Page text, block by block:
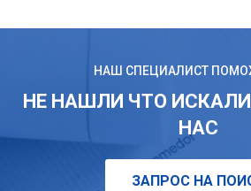
НАШ СПЕЦИАЛИСТ
НЕ НАШЛИ ЧТО
НАС
ЗАПРОС НА